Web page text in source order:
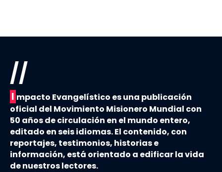
//
I mpacto Evangelístico es una publicación
oficial del Movimiento Misionero Mundial con
50 años de circulación en el mundo entero,
editado en seis idiomas. El contenido, con
reportajes, testimonios, historias e
información, está orientado a edificar la vida
de nuestros lectores.